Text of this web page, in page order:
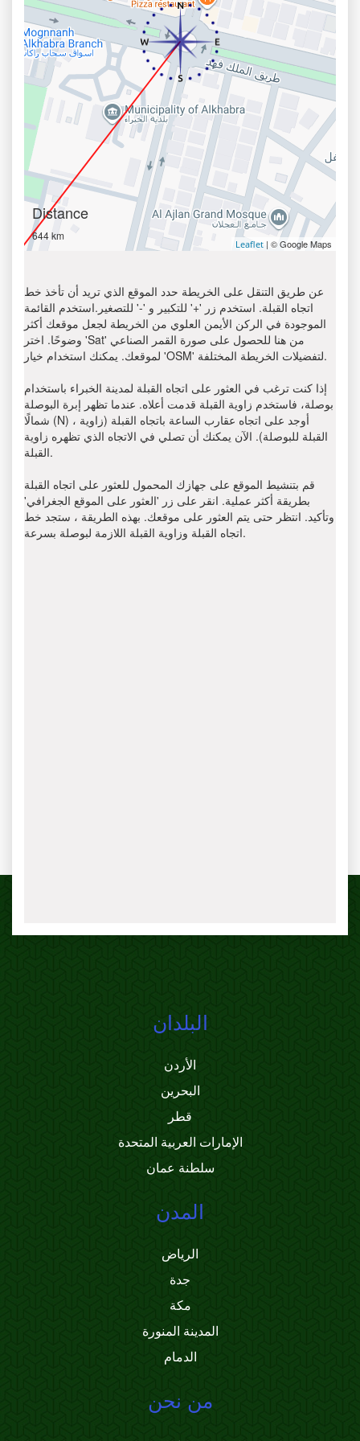
Distance
644 km
Leaflet | © Google Maps
عن طريق التنقل على الخريطة حدد الموقع الذي تريد أن تأخذ خط
اتجاه القبلة. استخدم زر '+' للتكبير و '-' للتصغير.استخدم القائمة
الموجودة في الركن الأيمن العلوي من الخريطة لجعل موقعك أكثر
وضوحًا. اختر 'Sat' من هنا للحصول على صورة القمر الصناعي
لموقعك. يمكنك استخدام خيار 'OSM' لتفضيلات الخريطة المختلفة.
إذا كنت ترغب في العثور على اتجاه القبلة لمدينة الخبراء باستخدام
بوصلة، فاستخدم زاوية القبلة قدمت أعلاه. عندما تظهر إبرة البوصلة
شمالًا (N) ، أوجد على اتجاه عقارب الساعة باتجاه القبلة (زاوية
القبلة للبوصلة). الآن يمكنك أن تصلي في الاتجاه الذي تظهره زاوية
القبلة.
قم بتنشيط الموقع على جهازك المحمول للعثور على اتجاه القبلة
بطريقة أكثر عملية. انقر على زر 'العثور على الموقع الجغرافي'
وتأكيد. انتظر حتى يتم العثور على موقعك. بهذه الطريقة ، ستجد خط
اتجاه القبلة وزاوية القبلة اللازمة لبوصلة بسرعة.
البلدان
الأردن
البحرين
قطر
الإمارات العربية المتحدة
سلطنة عمان
المدن
الرياض
جدة
مكة
المدينة المنورة
الدمام
من نحن